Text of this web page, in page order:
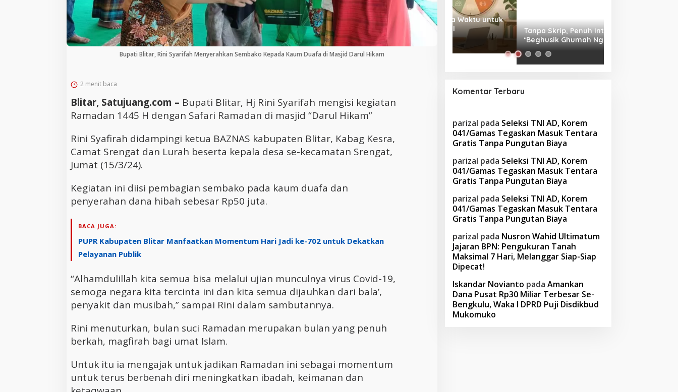
Bupati Blitar, Rini Syarifah Menyerahkan Sembako Kepada Kaum Duafa di Masjid Darul Hikam
2 menit baca
Blitar, Satujuang.com – Bupati Blitar, Hj Rini Syarifah mengisi kegiatan
Ramadan 1445 H dengan Safari Ramadan di masjid “Darul Hikam”
Rini Syafirah didampingi ketua BAZNAS kabupaten Blitar, Kabag Kesra,
Camat Srengat dan Lurah beserta kepala desa se-kecamatan Srengat,
Jumat (15/3/24).
Kegiatan ini diisi pembagian sembako pada kaum duafa dan
penyerahan dana hibah sebesar Rp50 juta.
BACA JUGA:
PUPR Kabupaten Blitar Manfaatkan Momentum Hari Jadi ke-702 untuk Dekatkan
Pelayanan Publik
“Alhamdulillah kita semua bisa melalui ujian munculnya virus Covid-19,
semoga negara kita tercinta ini dan kita semua dijauhkan dari bala’,
penyakit dan musibah,” sampai Rini dalam sambutannya.
Rini menuturkan, bulan suci Ramadan merupakan bulan yang penuh
berkah, magfirah bagi umat Islam.
Untuk itu ia mengajak untuk jadikan Ramadan ini sebagai momentum
untuk terus berbenah diri meningkatkan ibadah, keimanan dan
Cara Efektif Mengelola Waktu untuk
Produktivitas Maksimal
Tanpa Skrip, Penuh Interaksi:
‘Beghusik Ghumah Nggi’ Hadirkan
Ruang Digital Seperti Rumah Sendiri
Komentar Terbaru
parizal pada Seleksi TNI AD, Korem
041/Gamas Tegaskan Masuk Tentara
Gratis Tanpa Pungutan Biaya
parizal pada Seleksi TNI AD, Korem
041/Gamas Tegaskan Masuk Tentara
Gratis Tanpa Pungutan Biaya
parizal pada Seleksi TNI AD, Korem
041/Gamas Tegaskan Masuk Tentara
Gratis Tanpa Pungutan Biaya
parizal pada Nusron Wahid Ultimatum
Jajaran BPN: Pengukuran Tanah
Maksimal 7 Hari, Melanggar Siap-Siap
Dipecat!
Iskandar Novianto pada Amankan
Dana Pusat Rp30 Miliar Terbesar Se-
Bengkulu, Waka I DPRD Puji Disdikbud
Mukomuko